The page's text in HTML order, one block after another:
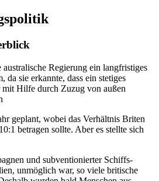
australische Regierung ein langfristiges
da sie erkannte, dass ein stetiges
Hilfe durch Zuzug von außen
geplant, wobei das Verhältnis Briten
betragen sollte. Aber es stellte sich
und subventionierter Schiffs-
unmöglich war, so viele britische